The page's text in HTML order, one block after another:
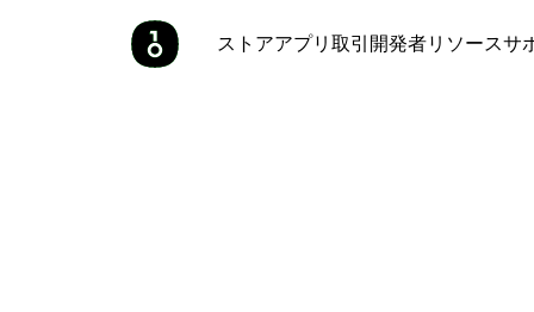
ストアアプリ 取引 開発者リソースサ